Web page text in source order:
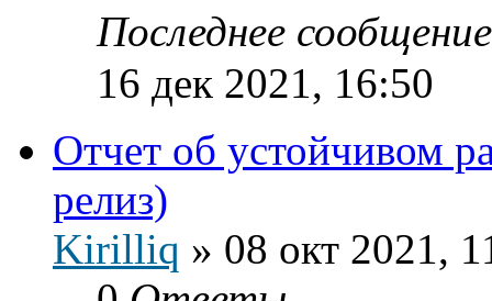
Последнее
16 дек 2021, 16:50
Отчет об устойчивом
релиз)
Kirilliq » 08 окт 2021,